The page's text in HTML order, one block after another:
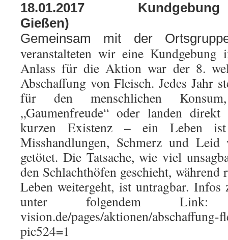
18.01.2017
Gemeinsam mit der
veranstalteten wir eine Kundgebung
Anlass für die Aktion war der 8.
Abschaffung von Fleisch. Jedes Jahr
für den menschlichen
„Gaumenfreude“ oder landen
kurzen Existenz – ein Leben
Misshandlungen, Schmerz und Leid
getötet. Die Tatsache, wie viel
den Schlachthöfen geschieht, während
Leben weitergeht, ist untragbar.
unter folgendem Link:
vision.de/pages/aktionen/abschaffung-
pic524=1